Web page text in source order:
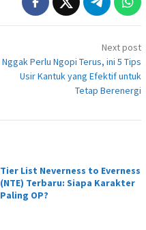
Next post
Nggak Perlu Ngopi Terus, ini 5 Tips
Usir Kantuk yang Efektif untuk
Tetap Berenergi
Tier List Neverness to Everness
(NTE) Terbaru: Siapa Karakter
Paling OP?